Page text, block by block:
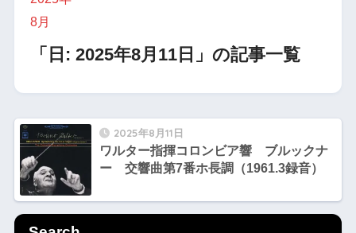
8月
「日: 2025年8月11日 」の記事一覧
2025年8月11日
ワルター指揮コロンビア響 ブルックナ
ー 交響曲第7番ホ長調（1961.3録音）